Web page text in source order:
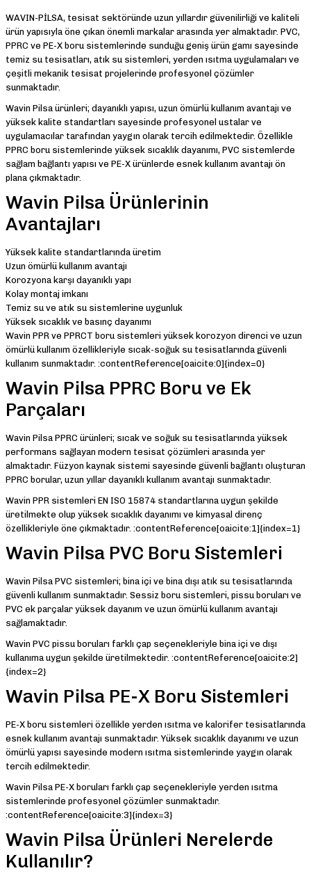
WAVIN-PİLSA, tesisat sektöründe uzun yıllardır güvenilirliği ve kaliteli
ürün yapısıyla öne çıkan önemli markalar arasında yer almaktadır. PVC,
PPRC ve PE-X boru sistemlerinde sunduğu geniş ürün gamı sayesinde
temiz su tesisatları, atık su sistemleri, yerden ısıtma uygulamaları ve
çeşitli mekanik tesisat projelerinde profesyonel çözümler
sunmaktadır.
Wavin Pilsa ürünleri; dayanıklı yapısı, uzun ömürlü kullanım avantajı ve
yüksek kalite standartları sayesinde profesyonel ustalar ve
uygulamacılar tarafından yaygın olarak tercih edilmektedir. Özellikle
PPRC boru sistemlerinde yüksek sıcaklık dayanımı, PVC sistemlerde
sağlam bağlantı yapısı ve PE-X ürünlerde esnek kullanım avantajı ön
plana çıkmaktadır.
Wavin Pilsa Ürünlerinin
Avantajları
Yüksek kalite standartlarında üretim
Uzun ömürlü kullanım avantajı
Korozyona karşı dayanıklı yapı
Kolay montaj imkanı
Temiz su ve atık su sistemlerine uygunluk
Yüksek sıcaklık ve basınç dayanımı
Wavin PPR ve PPRCT boru sistemleri yüksek korozyon direnci ve uzun
ömürlü kullanım özellikleriyle sıcak-soğuk su tesisatlarında güvenli
kullanım sunmaktadır. :contentReference[oaicite:0]{index=0}
Wavin Pilsa PPRC Boru ve Ek
Parçaları
Wavin Pilsa PPRC ürünleri; sıcak ve soğuk su tesisatlarında yüksek
performans sağlayan modern tesisat çözümleri arasında yer
almaktadır. Füzyon kaynak sistemi sayesinde güvenli bağlantı oluşturan
PPRC borular, uzun yıllar dayanıklı kullanım avantajı sunmaktadır.
Wavin PPR sistemleri EN ISO 15874 standartlarına uygun şekilde
üretilmekte olup yüksek sıcaklık dayanımı ve kimyasal direnç
özellikleriyle öne çıkmaktadır. :contentReference[oaicite:1]{index=1}
Wavin Pilsa PVC Boru Sistemleri
Wavin Pilsa PVC sistemleri; bina içi ve bina dışı atık su tesisatlarında
güvenli kullanım sunmaktadır. Sessiz boru sistemleri, pissu boruları ve
PVC ek parçalar yüksek dayanım ve uzun ömürlü kullanım avantajı
sağlamaktadır.
Wavin PVC pissu boruları farklı çap seçenekleriyle bina içi ve dışı
kullanıma uygun şekilde üretilmektedir. :contentReference[oaicite:2]
{index=2}
Wavin Pilsa PE-X Boru Sistemleri
PE-X boru sistemleri özellikle yerden ısıtma ve kalorifer tesisatlarında
esnek kullanım avantajı sunmaktadır. Yüksek sıcaklık dayanımı ve uzun
ömürlü yapısı sayesinde modern ısıtma sistemlerinde yaygın olarak
tercih edilmektedir.
Wavin Pilsa PE-X boruları farklı çap seçenekleriyle yerden ısıtma
sistemlerinde profesyonel çözümler sunmaktadır.
:contentReference[oaicite:3]{index=3}
Wavin Pilsa Ürünleri Nerelerde
Kullanılır?